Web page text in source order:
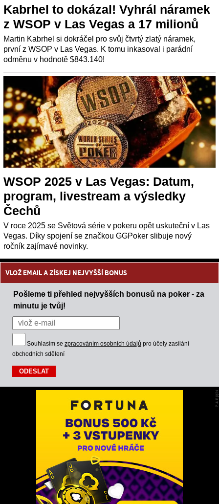
Kabrhel to dokázal! Vyhrál náramek
z WSOP v Las Vegas a 17 milionů
Martin Kabrhel si dokráčel pro svůj čtvrtý zlatý náramek,
první z WSOP v Las Vegas. K tomu inkasoval i parádní
odměnu v hodnotě $843.140!
WSOP 2025 v Las Vegas: Datum,
program, livestream a výsledky
Čechů
V roce 2025 se Světová série v pokeru opět uskuteční v Las
Vegas. Díky spojení se značkou GGPoker slibuje nový
ročník zajímavé novinky.
VLOŽ EMAIL A ZÍSKEJ NEJVYŠŠÍ BONUS
Pošleme ti přehled nejvyšších bonusů na poker - za
minutu je tvůj!
Souhlasím se zpracováním osobních údajů pro účely zasílání
obchodních sdělení